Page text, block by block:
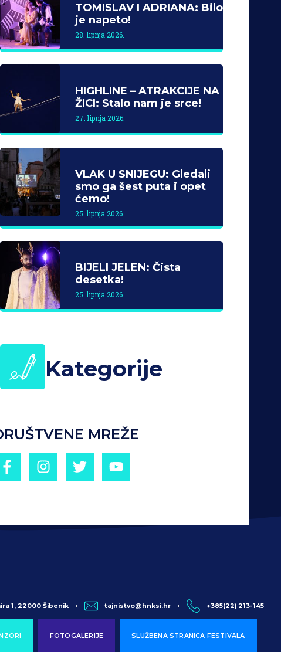
TOMISLAV I ADRIANA: Bilo
je napeto!
28. lipnja 2026.
HIGHLINE – ATRAKCIJE NA
ŽICI: Stalo nam je srce!
27. lipnja 2026.
VLAK U SNIJEGU: Gledali
smo ga šest puta i opet
ćemo!
25. lipnja 2026.
BIJELI JELEN: Čista
desetka!
25. lipnja 2026.
Kategorije
MREŽE
FOTOGALERIJE SLUŽBENA STRANICA FESTIVALA
1, 22000 Šibenik tajnistvo@hnksi.hr +385(22) 213-145